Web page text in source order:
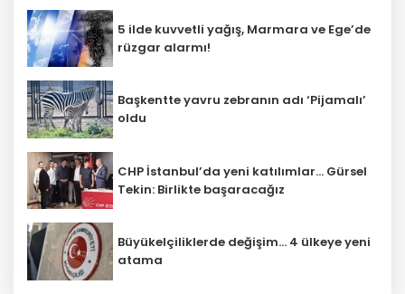
5 ilde kuvvetli yağış, Marmara ve Ege’de
rüzgar alarmı!
Başkentte yavru zebranın adı ‘Pijamalı’
oldu
CHP İstanbul’da yeni katılımlar... Gürsel
Tekin: Birlikte başaracağız
Büyükelçiliklerde değişim... 4 ülkeye yeni
atama